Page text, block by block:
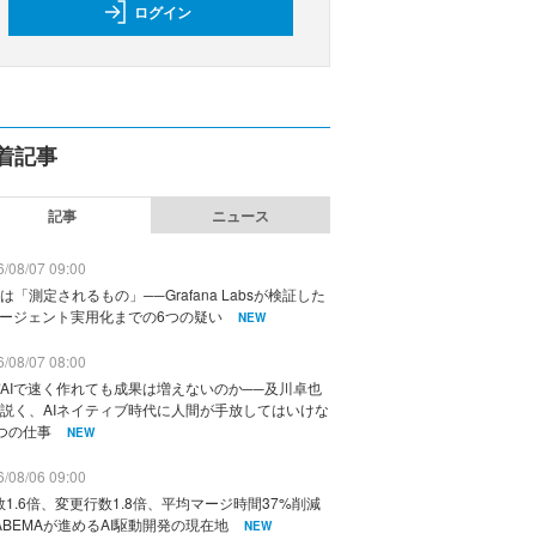
ログイン
記事
記事 ニュース
08/07 09:00
「測定されるもの」──Grafana Labsが検証した
ジェント実用化までの6つの疑い
NEW
08/07 08:00
で速く作れても成果は増えないのか──及川卓也
く、AIネイティブ時代に人間が手放してはいけな
の仕事
NEW
08/06 09:00
1.6倍、変更行数1.8倍、平均マージ時間37%削減
が進めるAI駆動開発の現在地
NEW